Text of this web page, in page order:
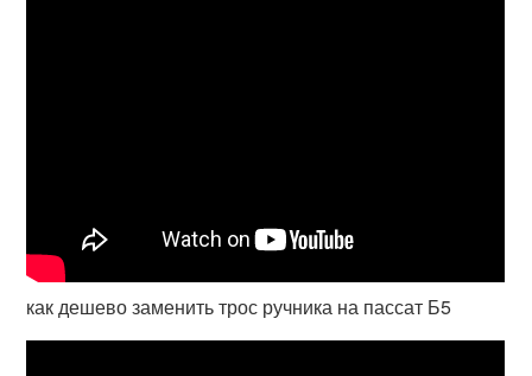
как дешево заменить трос ручника на пассат Б5